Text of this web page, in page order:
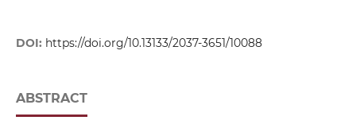
DOI: https://doi.org/10.13133/2037-3651/10088
ABSTRACT